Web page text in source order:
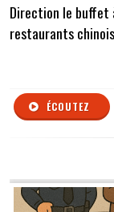
Direction le buffet
restaurants
ÉCOUTEZ